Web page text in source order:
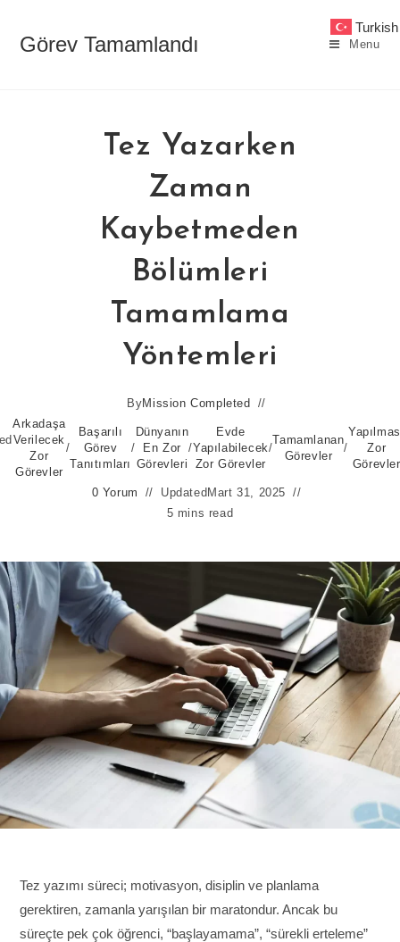
contentGörev Tamamlandı Menu
Tez Yazarken
Zaman
Kaybetmeden
Bölümleri
Tamamlama
Yöntemleri
ByMission Completed
Arkadaşa
Verilecek
Zor
Görevler
/
Başarılı
Görev
Tanıtımları
/
Dünyanın
En Zor
Görevleri
/
Evde
Yapılabilecek
Zor Görevler
/
Tamamlanan
Görevler
/
Zor
Görevler
0 Yorum Updated Mart 31, 2025
5 mins read
Tez yazımı süreci; motivasyon, disiplin ve planlama
gerektiren, zamanla yarışılan bir maratondur. Ancak bu
süreçte pek çok öğrenci, “başlayamama”, “sürekli erteleme”
Turkish